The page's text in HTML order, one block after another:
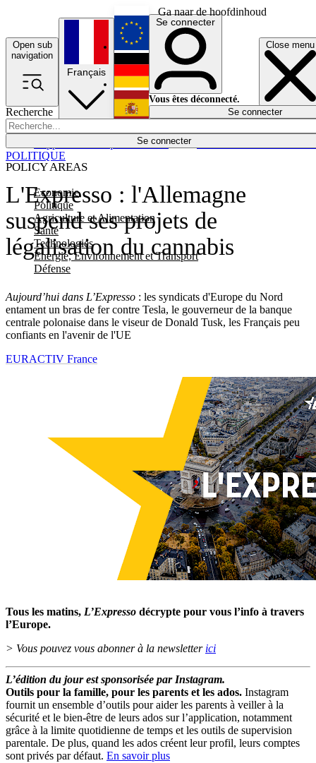
Ga naar de hoofdinhoud
Open sub
navigation
Close menu
Recherche
Se connecter
POLICY AREAS
Economie
Politique
Agriculture et Alimentation
Santé
Technologies
Energie, Environnement et Transport
Défense
Économie
Français
English
Deutsch
Español
Se connecter
Vous êtes déconnecté.
Se connecter
L'Expresso : l'Allemagne
suspend ses projets de
légalisation du cannabis
Aujourd’hui dans L’Expresso : les syndicats d'Europe du Nord
entament un bras de fer contre Tesla, le gouverneur de la banque
centrale polonaise dans le viseur de Donald Tusk, les Français peu
confiants en l'avenir de l'UE
POLITIQUE
EURACTIV France
Tous les matins, L’Expresso décrypte pour vous l’info à travers
l’Europe.
> Vous pouvez vous abonner à la newsletter ici
L’édition du jour est sponsorisée par Instagram.
Outils pour la famille, pour les parents et les ados. Instagram
fournit un ensemble d’outils pour aider les parents à veiller à la
sécurité et le bien-être de leurs ados sur l’application, notamment
grâce à la limite quotidienne de temps et les outils de supervision
parentale. De plus, quand les ados créent leur profil, leurs comptes
sont privés par défaut. En savoir plus